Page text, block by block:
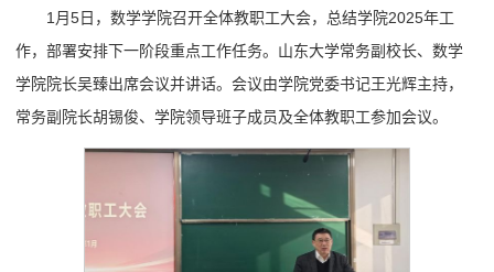
1月5日，数学学院召开全体教职工大会，总结学院2025年工
作，部署安排下一阶段重点工作任务。山东大学常务副校长、数学
学院院长吴臻出席会议并讲话。会议由学院党委书记王光辉主持，
常务副院长胡锡俊、学院领导班子成员及全体教职工参加会议。